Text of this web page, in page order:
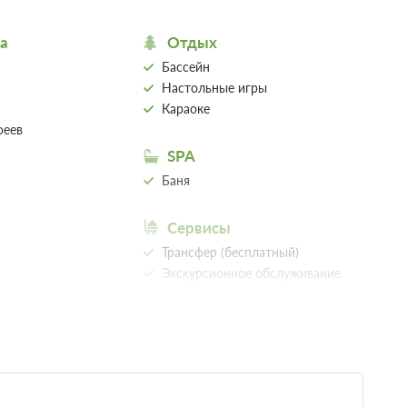
Недостаточно мест
Сменить кол-во гостей
Забронировать
Отдых
Бассейн
Настольные игры
Караоке
SPA
Баня
Сервисы
Трансфер (бесплатный)
Экскурсионное обслуживание